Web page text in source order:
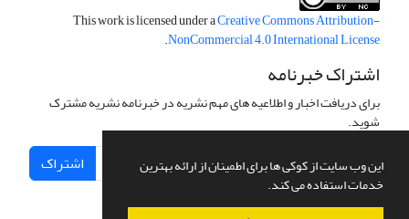
این وب سایت از کوکی ها برای اطمینان از ارائه بهترین
خدمات استفاده می کند.
This work is licensed under aCreative Commons Attribution-
NonCommercial 4.0 International License
.
اشتراک خبرنامه
برای دریافت اخبار و اطلاعیه های مهم نشریه در خبرنامه نشریه مشترک
شوید.
اشتراک